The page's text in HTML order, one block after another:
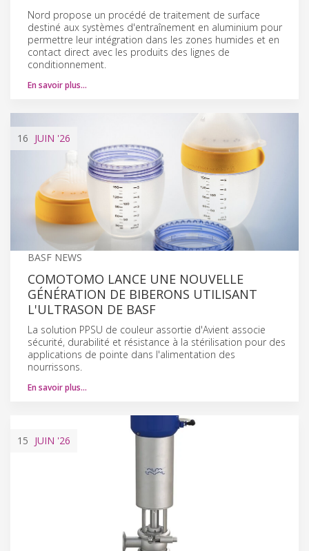
Nord propose un procédé de traitement de surface
destiné aux systèmes d'entraînement en aluminium pour
permettre leur intégration dans les zones humides et en
contact direct avec les produits des lignes de
conditionnement.
En savoir plus…
16 JUIN '26
BASF NEWS
COMOTOMO LANCE UNE NOUVELLE
GÉNÉRATION DE BIBERONS UTILISANT
L'ULTRASON DE BASF
La solution PPSU de couleur assortie d'Avient associe
sécurité, durabilité et résistance à la stérilisation pour des
applications de pointe dans l'alimentation des
nourrissons.
En savoir plus…
15 JUIN '26